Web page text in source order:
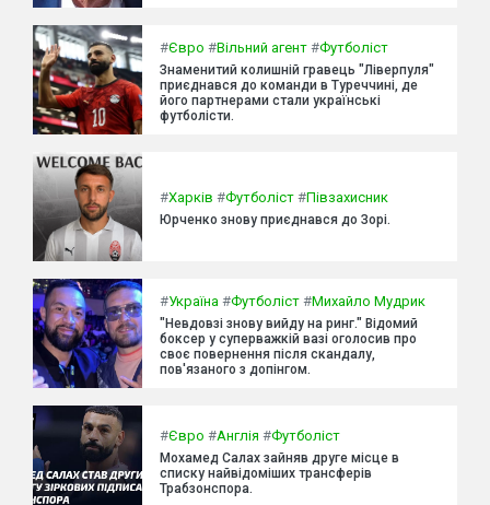
#Євро #Вільний агент #Футболіст
Знаменитий колишній гравець "Ліверпуля"
приєднався до команди в Туреччині, де
його партнерами стали українські
футболісти.
#Харків #Футболіст #Півзахисник
Юрченко знову приєднався до Зорі.
#Україна #Футболіст #Михайло Мудрик
"Невдовзі знову вийду на ринг." Відомий
боксер у суперважкій вазі оголосив про
своє повернення після скандалу,
пов'язаного з допінгом.
#Євро #Англія #Футболіст
Мохамед Салах зайняв друге місце в
списку найвідоміших трансферів
Трабзонспора.